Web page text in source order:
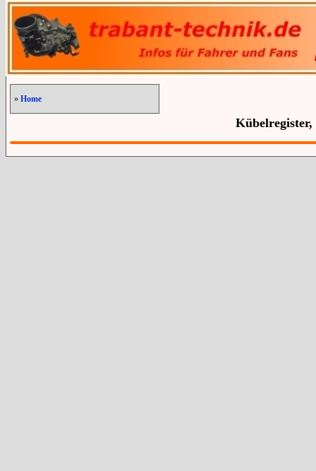
» Home
Kübelregister,